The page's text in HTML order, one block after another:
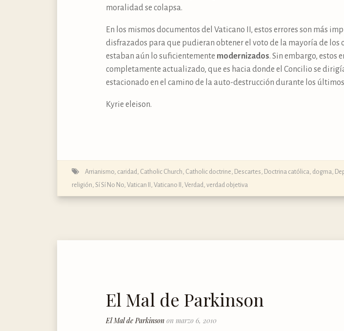
moralidad se colapsa.
En los mismos documentos del Vaticano II, estos errores son más
disfrazados para que pudieran obtener el voto de la mayoría de los
estaban aún lo suficientemente modernizados. Sin embargo, estos
completamente actualizado, que es hacia donde el Concilio se
estacionado en el camino de la auto-destrucción durante los últimos
Kyrie eleison.
Arrianismo, caridad, Catholic Church, Catholic doctrine, Descartes, Doctrina católica, dogma,
religión, Sí Sí No No, Vatican II , Vaticano II , Verdad, verdad objetiva
El Mal de Parkinson
El Mal de Parkinson on marzo 6, 2010